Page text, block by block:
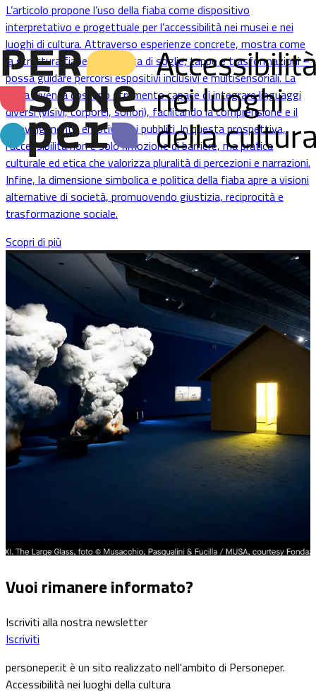
L’articolo propone l’uso della fiaba come dispositivo
interpretativo e progettuale per l’accessibilità nei musei e nei
luoghi di cultura. Attraverso esperienze concrete, mostra come
la struttura fiabesca –
fatta di soglie, tappe e trasformazioni –
possa guidare percorsi espositivi inclusivi e multisensoriali. La
fiaba diventa così uno strumento capace di integrare linguaggi
diversi (visivi, corporei, sonori), facilitando la comprensione e il
coinvolgimento emotivo dei pubblici. In questa prospettiva,
l’accessibilità non è solo rimozione di barriere, ma pratica
culturale ed etica che valorizza pluralità di percezioni e narrazioni.
Infine, la dimensione simbolica e politica della fiaba apre a visioni
alternative di società, promuovendo giustizia, reciprocità e
trasformazione sociale.
Scopri di più
Vuoi rimanere informato?
Iscriviti alla nostra newsletter
Iscriviti
personeper.it è un sito realizzato nell'ambito di Personeper.
Accessibilità nei luoghi della cultura